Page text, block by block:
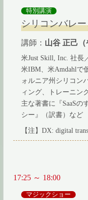
特別講演
シリコンバレ
講師： 山谷 正己
米Just Skill, Inc. 社長
米IBM、米Amdahlで
ォルニア州シリコン
ィング、トレーニン
主な著書に『SaaS
シー』（訳書）など
【注】DX: digital
17:25 ～ 18:00
マジックショー